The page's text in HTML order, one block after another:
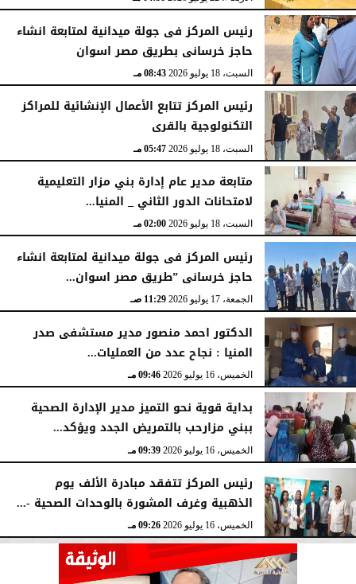
رئيس المركز فى جولة ميدانية لمتابعة انشاء
حاجز خرسانى بطريق مصر اسوان
السبت، 18 يوليو 2026 08:43 مـ
رئيس المركز تتابع الأعمال الإنشائية للمراكز
التكنولوجية بالقرى
السبت، 18 يوليو 2026 05:47 مـ
متابعة مدير عام إدارة بني مزار التعليمية
لامتحانات الدور الثاني _ المنيا...
السبت، 18 يوليو 2026 02:00 مـ
رئيس المركز فى جولة ميدانية لمتابعة انشاء
حاجز خرسانى ”طريق مصر اسوان...
الجمعة، 17 يوليو 2026 11:29 صـ
الدكتور احمد منصور مدير مستشفى صدر
المنيا : نجاح عدد من العمليات...
الخميس، 16 يوليو 2026 09:46 مـ
بداية قوية نحو التميز مدير الإدارة الصحية
ببني مزارحب بالتمريض الجدد ويؤكد...
الخميس، 16 يوليو 2026 09:39 مـ
رئيس المركز تتفقد مبادرة الألف يوم
الذهبية وغرف المشورة بالوحدات الصحية -...
الخميس، 16 يوليو 2026 09:26 مـ